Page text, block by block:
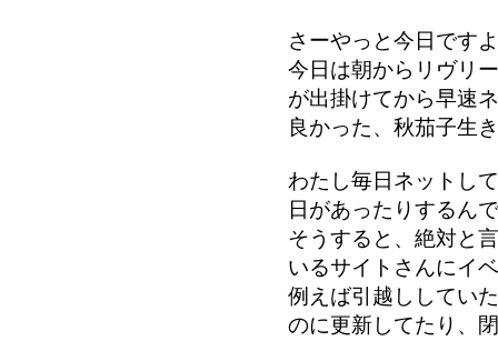
さーやっと今日です
今日は朝からリヴリ
が出掛けてから早速
良かった、秋茄子生
わたし毎日ネットし
日があったりするん
そうすると、絶対と
いるサイトさんにイ
例えば引越ししてい
のに更新してたり、